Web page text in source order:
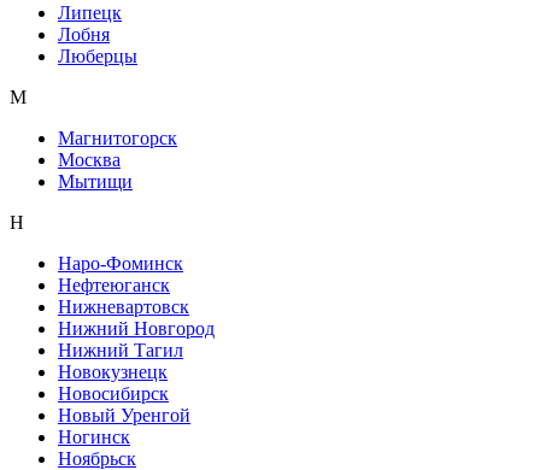
Липецк
Лобня
Люберцы
М
Магнитогорск
Москва
Мытищи
Н
Наро-Фоминск
Нефтеюганск
Нижневартовск
Нижний Новгород
Нижний Тагил
Новокузнецк
Новосибирск
Новый Уренгой
Ногинск
Ноябрьск